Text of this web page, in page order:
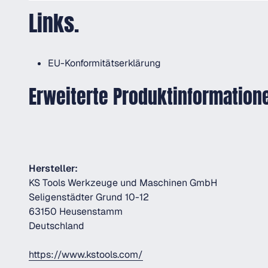
Links.
EU-Konformitätserklärung
Erweiterte
Hersteller:
KS Tools Werkzeuge und Maschinen GmbH
Seligenstädter Grund 10-12
63150 Heusenstamm
Deutschland
https://www.kstools.com/